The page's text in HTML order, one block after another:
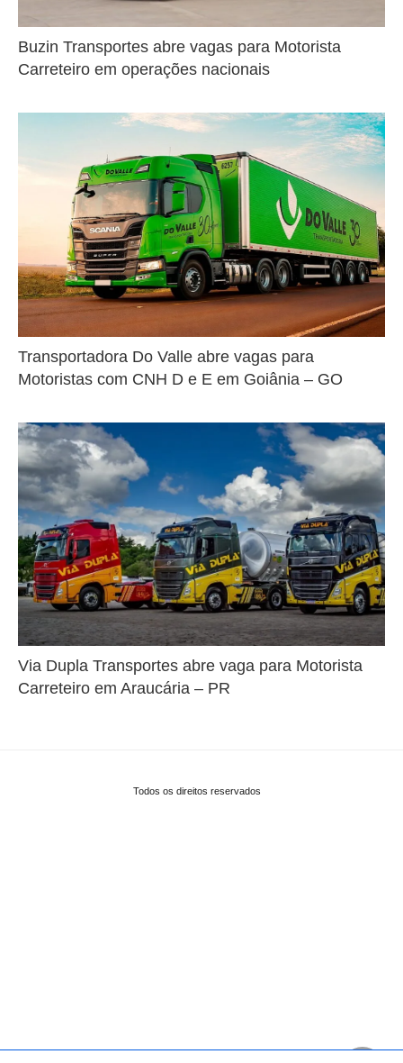
Buzin Transportes abre vagas para Motorista
Carreteiro em operações nacionais
Transportadora Do Valle abre vagas para
Motoristas com CNH D e E em Goiânia – GO
Via Dupla Transportes abre vaga para Motorista
Carreteiro em Araucária – PR
Todos os direitos reservados